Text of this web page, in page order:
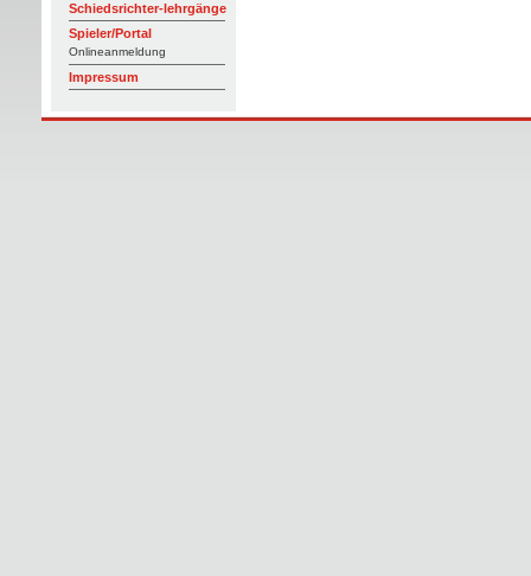
Schiedsrichter-lehrgänge
Spieler/Portal
Onlineanmeldung
Impressum